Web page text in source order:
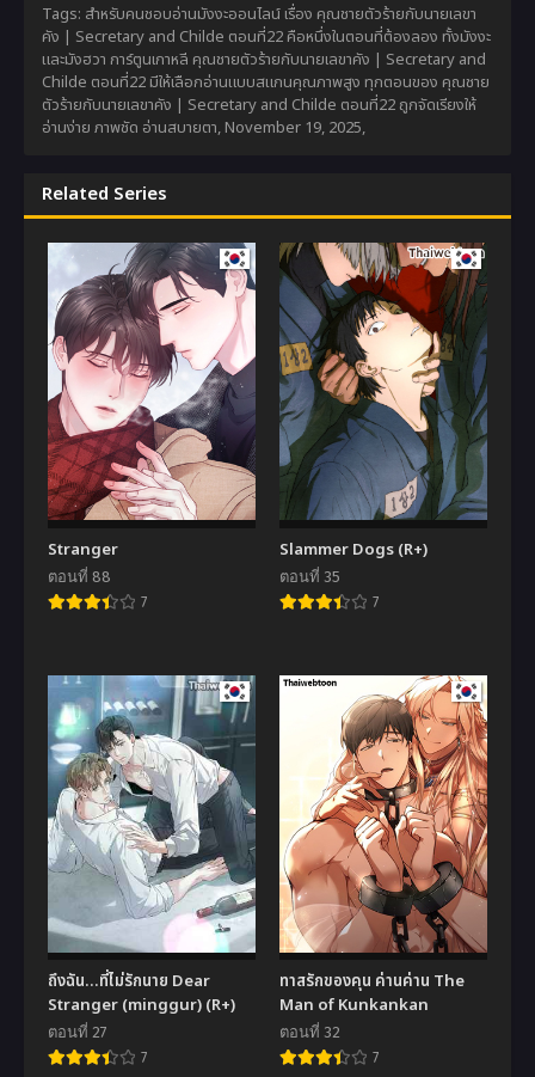
Tags: สำหรับคนชอบอ่านมังงะออนไลน์ เรื่อง คุณชายตัวร้ายกับนายเลขา
คัง | Secretary and Childe ตอนที่22 คือหนึ่งในตอนที่ต้องลอง ทั้งมังงะ
และมังฮวา การ์ตูนเกาหลี คุณชายตัวร้ายกับนายเลขาคัง | Secretary and
Childe ตอนที่22 มีให้เลือกอ่านแบบสแกนคุณภาพสูง ทุกตอนของ คุณชาย
ตัวร้ายกับนายเลขาคัง | Secretary and Childe ตอนที่22 ถูกจัดเรียงให้
อ่านง่าย ภาพชัด อ่านสบายตา, November 19, 2025,
Related Series
Stranger
ตอนที่ 88
7
Slammer Dogs (R+)
ตอนที่ 35
7
ถึงฉัน…ที่ไม่รักนาย Dear
Stranger (minggur) (R+)
ตอนที่ 27
7
ทาสรักของคุน ค่านค่าน The
Man of Kunkankan
ตอนที่ 32
7